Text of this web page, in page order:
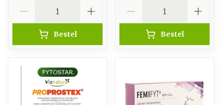
Bestel Bestel